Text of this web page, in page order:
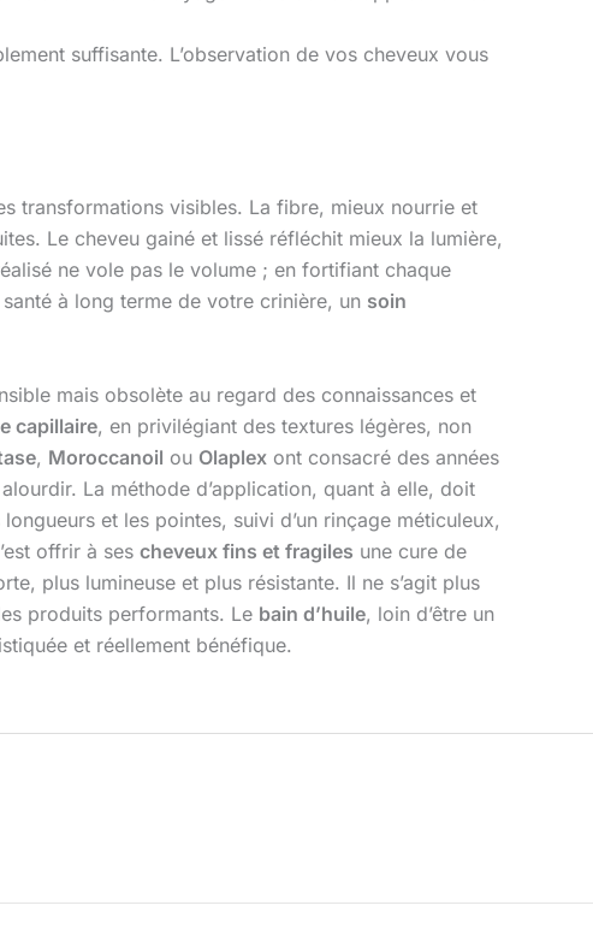
suffisante. L’observation de vos cheveux vous
transformations visibles. La fibre, mieux nourrie et
Le cheveu gainé et lissé réfléchit mieux la lumière,
ne vole pas le volume ; en fortifiant chaque
à long terme de votre crinière, un soin
mais obsolète au regard des connaissances et
capillaire, en privilégiant des textures légères, non
, Moroccanoil ou Olaplex ont consacré des années
La méthode d’application, quant à elle, doit
et les pointes, suivi d’un rinçage méticuleux,
offrir à ses cheveux fins et fragiles une cure de
plus lumineuse et plus résistante. Il ne s’agit plus
produits performants. Le bain d’huile, loin d’être un
et réellement bénéfique.